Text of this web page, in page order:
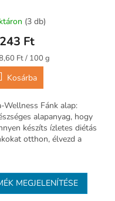
(3 db)
Ft
Ft / 100 g
Kosárba
Wellness Fánk alap:
alapanyag, hogy
készíts ízletes diétás
otthon, élvezd a
MEGJELENÍTÉSE